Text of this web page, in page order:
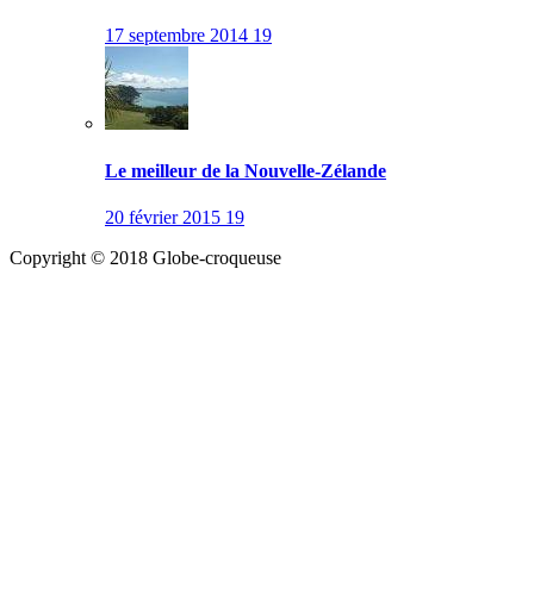
17 septembre 2014 19
Le meilleur de la Nouvelle-Zélande
20 février 2015 19
Copyright © 2018 Globe-croqueuse